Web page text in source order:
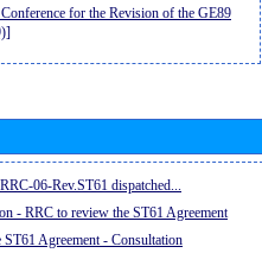
for the Revision of the GE89
06-Rev.ST61 dispatched...
- RRC to review the ST61 Agreement
Agreement - Consultation